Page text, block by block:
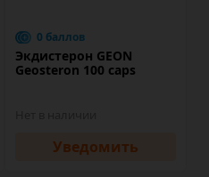
0 баллов
Экдистерон GEON
Geosteron 100 caps
Уведомить